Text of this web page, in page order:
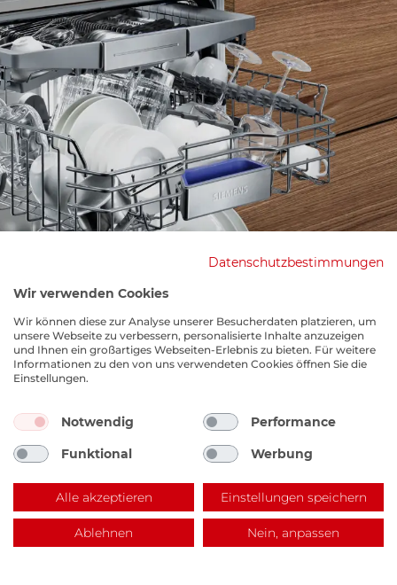
EKM Lagerverkauf
Benzstraße 14, 67141 Neuhofen
Datenschutzbestimmungen
Wir verwenden Cookies
Wir können diese zur Analyse unserer Besucherdaten platzieren, um
unsere Webseite zu verbessern, personalisierte Inhalte anzuzeigen
und Ihnen ein großartiges Webseiten-Erlebnis zu bieten. Für weitere
Informationen zu den von uns verwendeten Cookies öffnen Sie die
Einstellungen.
Notwendig Performance
Funktional Werbung
Alle akzeptieren Einstellungen speichern
Ablehnen Nein, anpassen